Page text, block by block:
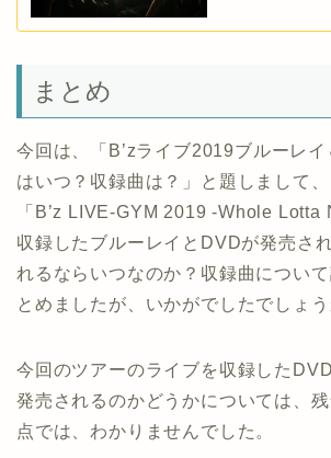
まとめ
今回は、「B’zライブ2019ブルーレ
はいつ？収録曲は？」と題しまして
「B’z LIVE-GYM 2019 -Whole Lotta
収録したブルーレイとDVDが発売さ
れるならいつなのか？収録曲につい
とめましたが、いかがでしたでしょう
今回のツアーのライブを収録した
発売されるのかどうかについては、
点では、わかりませんでした。